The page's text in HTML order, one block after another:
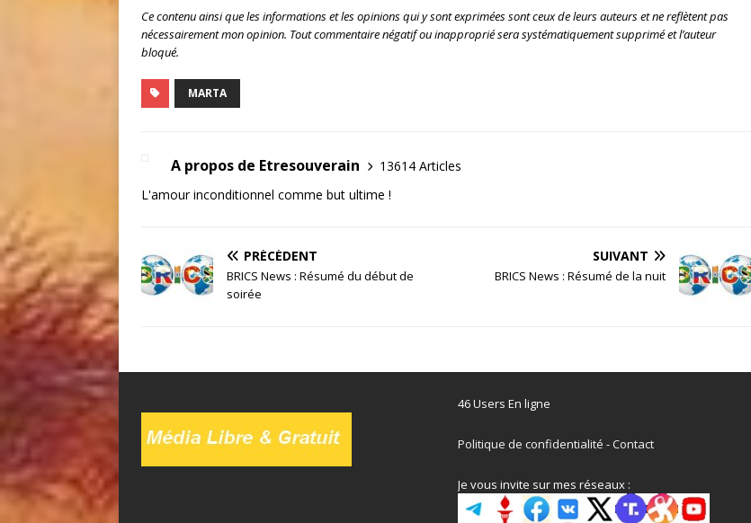
Ce contenu ainsi que les informations et les opinions qui y sont exprimées sont ceux de leurs auteurs et ne reflètent pas
nécessairement mon opinion. Tout commentaire négatif ou inapproprié sera systématiquement supprimé et l’auteur
bloqué.
MARTA
A propos de Etresouverain
13614 Articles
L'amour inconditionnel comme but ultime !
PRÉCÉDENT
BRICS News : Résumé du début de
soirée
SUIVANT
BRICS News : Résumé de la nuit
46 Users En ligne
Politique de confidentialité -Contact
Je vous invite sur mes réseaux :